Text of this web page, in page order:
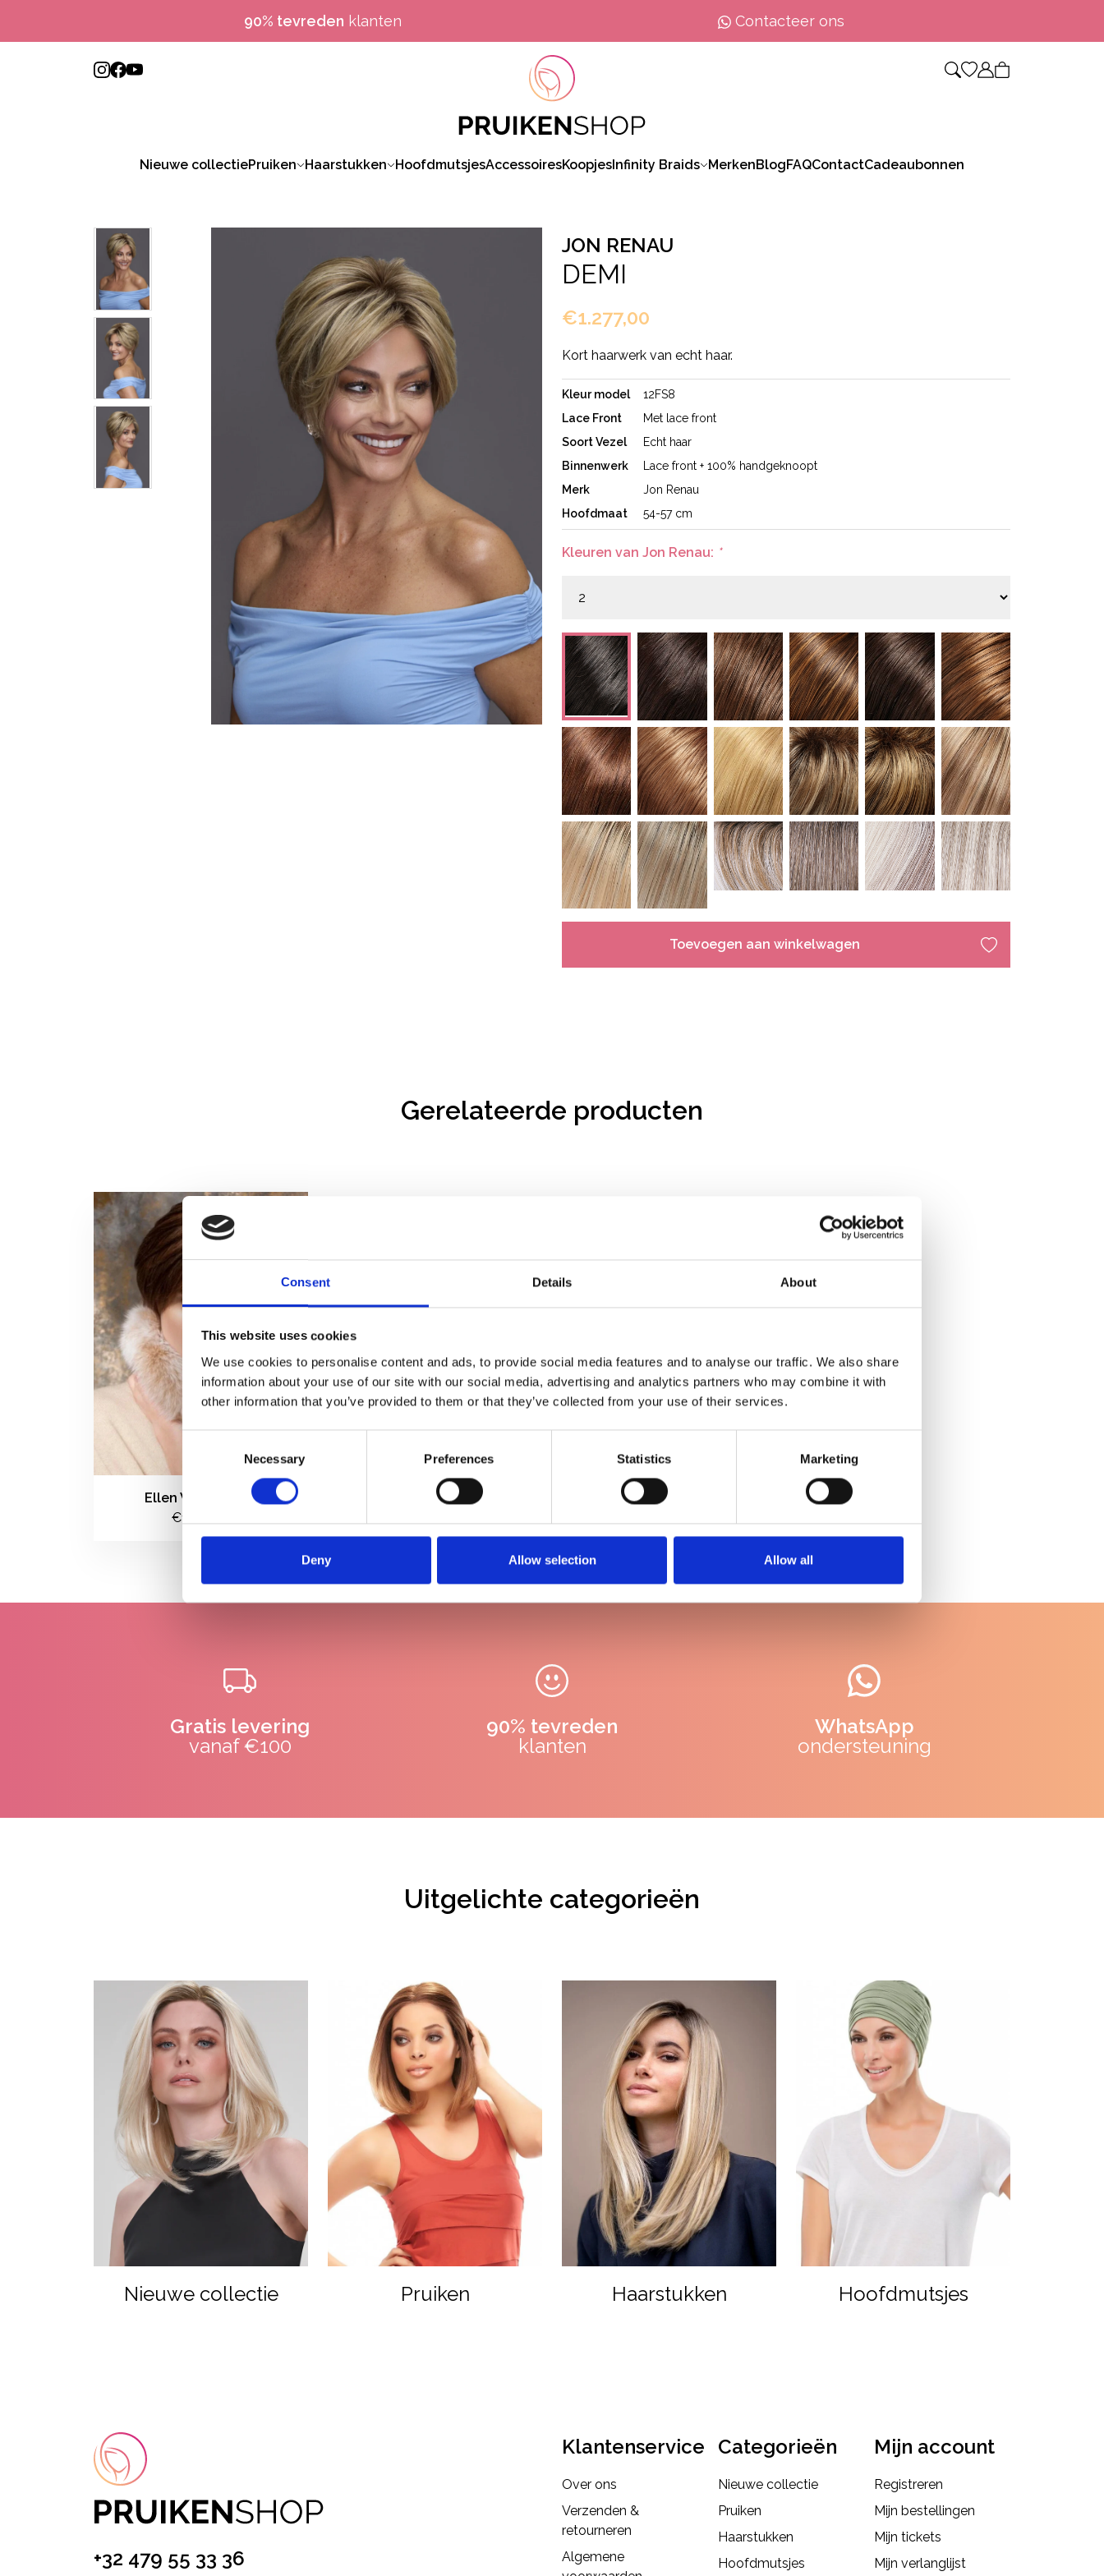
Consent Details About
This website uses cookies
We use cookies to personalise content and ads, to provide social media features and to analyse our traffic. We also share
information about your use of our site with our social media, advertising and analytics partners who may combine it with
other information that you’ve provided to them or that they’ve collected from your use of their services.
Necessary Preferences Statistics Marketing
Deny Allow selection Allow all
90% tevreden klanten Contacteer ons
Nieuwe collectiePruiken Haarstukken HoofdmutsjesAccessoiresKoopjesInfinity Braids MerkenBlogFAQContactCadeaubonnen
JON RENAU
DEMI
€1.277,00
Kort haarwerk van echt haar.
Kleur model
12FS8
Lace Front
Met lace front
Soort Vezel
Echt haar
Binnenwerk
Lace front + 100% handgeknoopt
Merk
Jon Renau
Hoofdmaat
54-57 cm
Kleuren van Jon Renau: *
Toevoegen aan winkelwagen
Gerelateerde producten
Ellen Wille Award
€1.216,00
Gratis levering
vanaf €100
90% tevreden
klanten
WhatsApp
ondersteuning
Uitgelichte categorieën
Nieuwe collectie Pruiken Haarstukken Hoofdmutsjes
+32 479 55 33 36
Klantenservice
Over ons
Verzenden &
retourneren
Algemene
Categorieën
Nieuwe collectie
Pruiken
Haarstukken
Hoofdmutsjes
Mijn account
Registreren
Mijn bestellingen
Mijn tickets
Mijn verlanglijst